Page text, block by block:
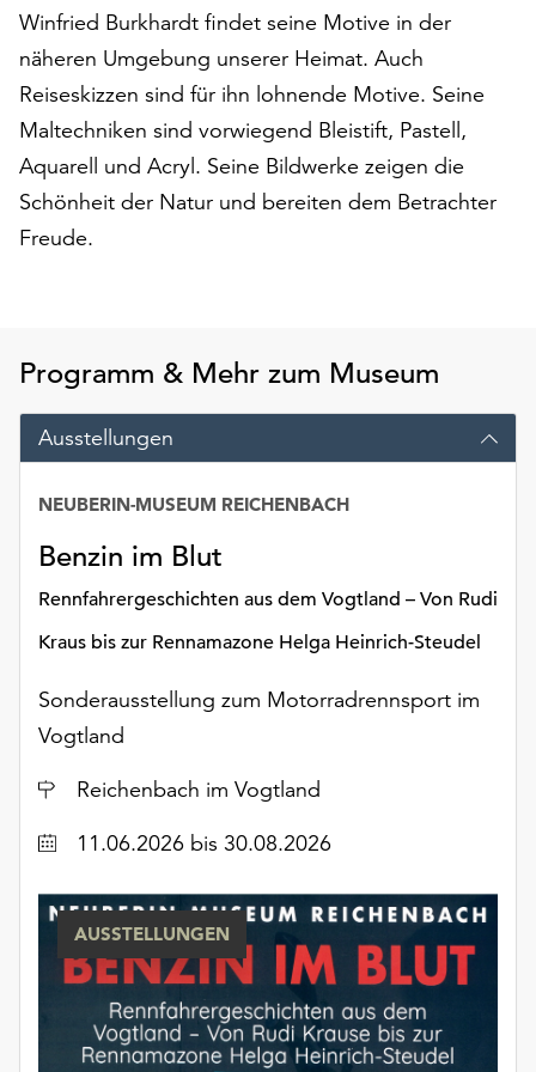
auf
„Alle
akzeptieren“,
um
alle
Cookies
zu
akzeptieren.
Sie
ändern
und
widerrufen.
Dafür
steht
Ihnen
am
Ende
der
Seite
die
Schaltfläche
„Cookie-
Einstellungen“
Verfügung.
Cookies
auch
Einverständnis
ausgeführt.
Winfried Burkhardt findet seine Motive in der
näheren Umgebung unserer Heimat. Auch
Reiseskizzen sind für ihn lohnende Motive. Seine
Maltechniken sind vorwiegend Bleistift, Pastell,
Aquarell und Acryl. Seine Bildwerke zeigen die
Schönheit der Natur und bereiten dem Betrachter
Freude.
Programm & Mehr zum Museum
Ausstellungen
Benzin im Blut
Rennfahrergeschichten aus dem Vogtland – Von Rudi
Kraus bis zur Rennamazone Helga Heinrich-Steudel
NEUBERIN-MUSEUM REICHENBACH
Sonderausstellung zum Motorradrennsport im
Vogtland
Ort
Reichenbach im Vogtland
Datum11.06.2026 bis 30.08.2026
AUSSTELLUNGEN